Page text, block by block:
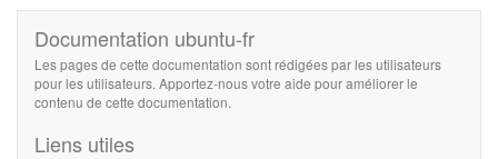
Documentation ubuntu-fr
Les pages de cette documentation sont rédigées par les utilisateurs
pour les utilisateurs. Apportez-nous votre aide pour améliorer le
contenu de cette documentation.
Liens utiles